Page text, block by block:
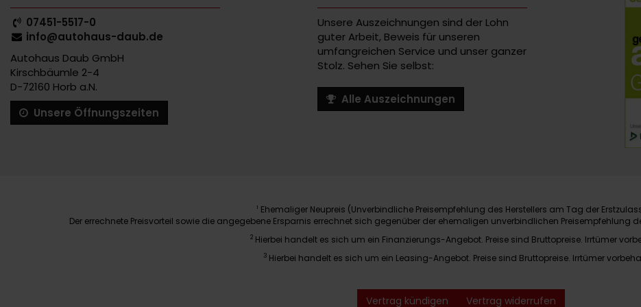
07451-5517-0
info@autohaus-daub.de
Autohaus Daub GmbH
Kirschbäumle 2-4
D-72160 Horb a.N.
Unsere Öffnungszeiten
Unsere Auszeichnungen sind der Lohn
guter Arbeit, Beweis für unseren
umfangreichen Service und unser ganzer
Stolz. Sehen Sie selbst:
Alle Auszeichnungen
1 Ehemaliger Neupreis (Unverbindliche Preisempfehlung des Herstellers am Tag der
Der errechnete Preisvorteil sowie die angegebene Ersparnis errechnet sich gegenüber der ehemaligen unverbindlichen Preisempfehlung
2 Hierbei handelt es sich um ein Finanzierungs-Angebot. Preise sind Bruttopreise. Irrtümer
3 Hierbei handelt es sich um ein Leasing-Angebot. Preise sind Bruttopreise. Irrtümer
Vertrag kündigen Vertrag widerrufen